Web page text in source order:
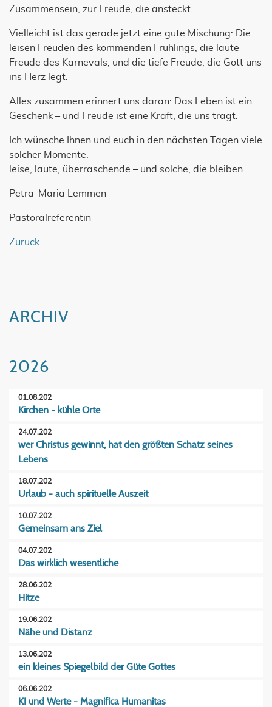
Zusammensein, zur Freude, die ansteckt.
Vielleicht ist das gerade jetzt eine gute Mischung: Die
leisen Freuden des kommenden Frühlings, die laute
Freude des Karnevals, und die tiefe Freude, die Gott uns
ins Herz legt.
Alles zusammen erinnert uns daran: Das Leben ist ein
Geschenk – und Freude ist eine Kraft, die uns trägt.
Ich wünsche Ihnen und euch in den nächsten Tagen viele
solcher Momente:
leise, laute, überraschende – und solche, die bleiben.
Petra-Maria Lemmen
Pastoralreferentin
Zurück
ARCHIV
2026
01.08.202
Kirchen - kühle Orte
24.07.202
wer Christus gewinnt, hat den größten Schatz seines
Lebens
18.07.202
Urlaub - auch spirituelle Auszeit
10.07.202
Gemeinsam ans Ziel
04.07.202
Das wirklich wesentliche
28.06.202
Hitze
19.06.202
Nähe und Distanz
13.06.202
ein kleines Spiegelbild der Güte Gottes
06.06.202
KI und Werte - Magnifica Humanitas